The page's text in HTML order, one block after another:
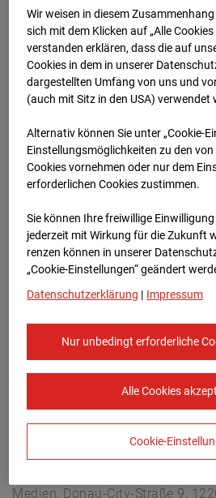
2026
07 08 11:45
BC-191 - BV-
Lastenstraße
Lastenstraße 3, 5020
Zur
Europe/Vienna
Medien, Donau-City-Straße 9,
Wir weisen in diesem
sich mit dem Klicken auf „Alle
ver­standen erklären, dass die auf
Cookies in dem in unserer
dargestellten Umfang von uns und
(auch mit Sitz in den USA) verwendet
Alternativ können Sie unter „Cookie-
Einstellungsmöglichkeiten zu den
Cookies vornehmen oder nur dem
erforderlichen Cookies zustimmen.
Sie können Ihre freiwillige
jederzeit mit Wirkung für die Zukunft
renzen können in unserer
„Cookie-Einstellungen“ geändert
Datenschutzerklärung | Impressum
Nur unbedingt erforderliche
Alle Cookies
Cookie-